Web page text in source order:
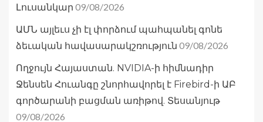
Լուսանկար 09/08/2026
ԱՄՆ այլեւս չի էլ փորձում պահպանել գոնե
ձեւական հավասարակշռություն 09/08/2026
Ողջույն Հայաստան. NVIDIA-ի հիմնադիր
Ջենսեն Հուանգը շնորհավորել է Firebird-ի ԱԲ
գործարանի բացման առիթով. Տեսանյութ
09/08/2026